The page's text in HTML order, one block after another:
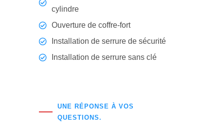
cylindre
Ouverture de coffre-fort
Installation de serrure de sécurité
Installation de serrure sans clé
UNE RÉPONSE À VOS
QUESTIONS.